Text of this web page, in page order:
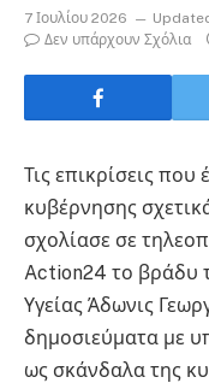
7 Ιουλίου 2026
Δεν υπάρχουν Σχόλια
Τις επικρίσεις
κυβέρνησης
σχολίασε σε
Action24 το βράδυ
Υγείας Άδωνις
δημοσιεύματα με
ως σκάνδαλα της